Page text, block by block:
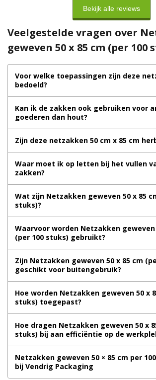
Bekijk alle reviews
Veelgestelde vragen over
geweven 50 x 85 cm (per 100
Voor welke toepassingen zijn deze
bedoeld?
Kan ik de zakken ook gebruiken voor
goederen dan hout?
Zijn deze netzakken 50 cm x 85 cm
Waar moet ik op letten bij het vullen
zakken?
Wat zijn Netzakken geweven 50 x 85
stuks)?
Waarvoor worden Netzakken geweven
(per 100 stuks) gebruikt?
Zijn Netzakken geweven 50 x 85 cm
geschikt voor buitengebruik?
Hoe worden Netzakken geweven 50 x
stuks) toegepast?
Hoe dragen Netzakken geweven 50 x
stuks) bij aan efficiëntie op de
Netzakken geweven 50 × 85 cm per
bij Vendrig Packaging